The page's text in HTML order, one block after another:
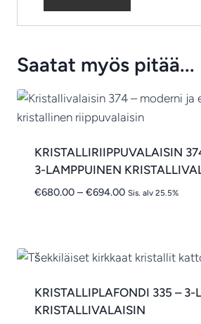
Saatat myös pitää...
KRISTALLIRIIPPUVALAISIN
3-LAMPPUINEN
€680.00 – €694.00Hintaluokka:
Sis. alv 25.5%
KRISTALLIPLAFONDI 335 – 3-
KRISTALLIVALAISIN